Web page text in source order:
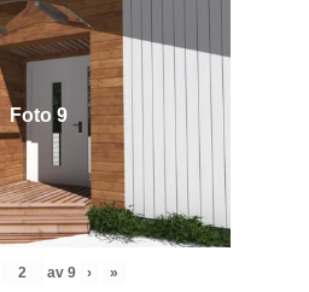
Foto 9
av 9 › »